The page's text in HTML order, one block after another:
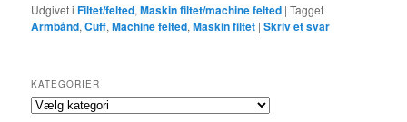
Udgivet i Filtet/felted,Maskin filtet/machine felted |Tagget
Armbånd,Cuff,Machine felted,Maskin filtet |Skriv et svar
KATEGORIER
Kategorier